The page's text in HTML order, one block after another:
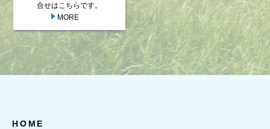
合せはこちらです。
MORE
HOME